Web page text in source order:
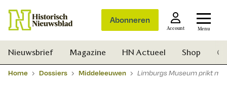
Abonneren
Account Menu
Nieuwsbrief Magazine HN Actueel Shop
Home Dossiers Middeleeuwen Limburgs Museum prikt